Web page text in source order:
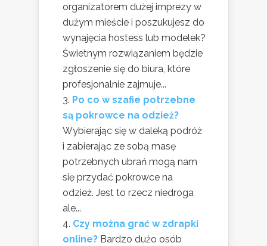
organizatorem dużej imprezy w
dużym mieście i poszukujesz do
wynajęcia hostess lub modelek?
Świetnym rozwiązaniem będzie
zgłoszenie się do biura, które
profesjonalnie zajmuje...
Po co w szafie potrzebne
są pokrowce na odzież?
Wybierając się w daleką podróż
i zabierając ze sobą masę
potrzebnych ubrań mogą nam
się przydać pokrowce na
odzież. Jest to rzecz niedroga
ale...
Czy można grać w zdrapki
online? Bardzo dużo osób